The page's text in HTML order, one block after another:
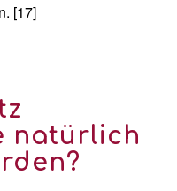
[17]
natürlich